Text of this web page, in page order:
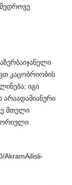
კაცობრიობის
იგი
არაადამიანური
მთელი
AkramAilisli-